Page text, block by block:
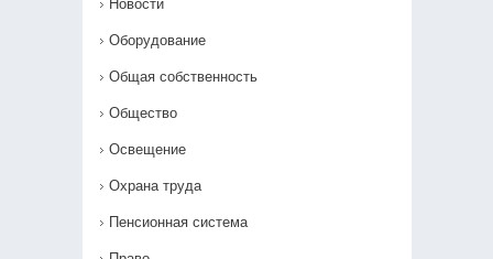
Новости
Оборудование
Общая собственность
Общество
Освещение
Охрана труда
Пенсионная система